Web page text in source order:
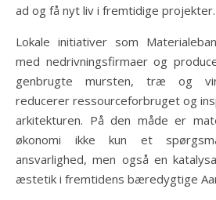
ad og få nyt liv i fremtidige projekter.
Lokale initiativer som
med nedrivningsfirmaer og
genbrugte mursten, træ og
reducerer ressourceforbruget og
arkitekturen. På den måde er
økonomi ikke kun et
ansvarlighed, men også en
æstetik i fremtidens bæredygtige